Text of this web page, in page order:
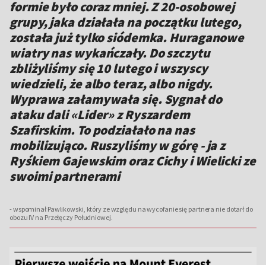
formie było coraz mniej. Z 20-osobowej
grupy, jaka działała na początku lutego,
została już tylko siódemka. Huraganowe
wiatry nas wykańczały. Do szczytu
zbliżyliśmy się 10 lutego i wszyscy
wiedzieli, że albo teraz, albo nigdy.
Wyprawa załamywała się. Sygnał do
ataku dali «Lider» z Ryszardem
Szafirskim. To podziałało na nas
mobilizująco. Ruszyliśmy w górę - ja z
Ryśkiem Gajewskim oraz Cichy i Wielicki ze
swoimi partnerami
- wspominał Pawlikowski, który ze względu na wycofanie się partnera nie dotarł do
obozu IV na Przełęczy Południowej.